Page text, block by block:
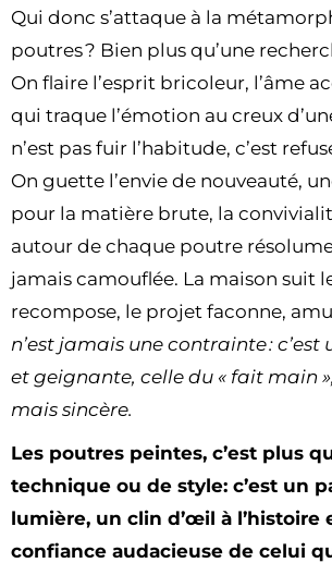
Qui donc s’attaque à la
poutres ? Bien plus qu’une
On flaire l’esprit bricoleur, l’âme
qui traque l’émotion au creux
n’est pas fuir l’habitude, c’est
On guette l’envie de nouveauté,
pour la matière brute, la
autour de chaque poutre
jamais camouflée. La maison suit
recompose, le projet faconne,
n’est jamais une contrainte : c’est
et geignante, celle du « fait main
mais sincère.
Les poutres peintes, c’est plus
technique ou de style: c’est un
lumière, un clin d’œil à l’histoire
confiance audacieuse de celui